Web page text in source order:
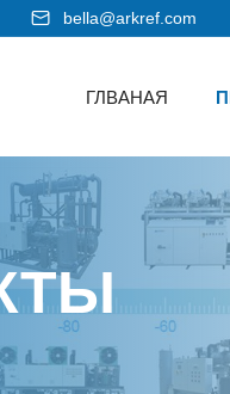
bella@arkref.com
ГЛВАНАЯ